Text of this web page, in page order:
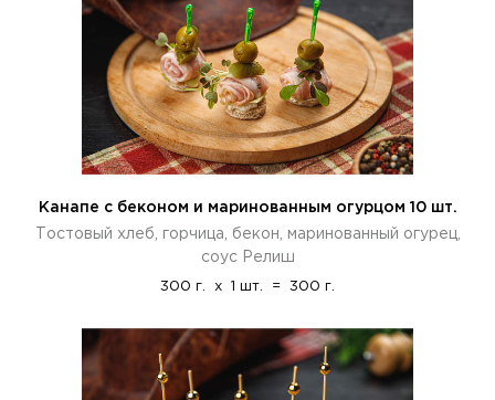
Канапе с беконом и маринованным огурцом 10 шт.
Тостовый хлеб, горчица, бекон, маринованный огурец,
соус Релиш
300 г. x 1 шт. = 300 г.